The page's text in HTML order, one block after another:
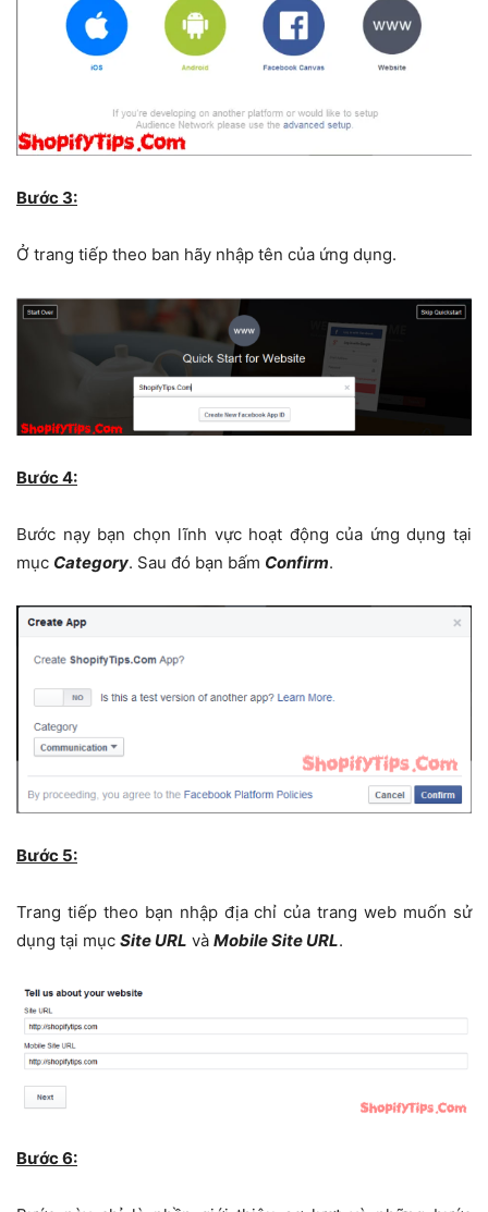
Bước 3:
Ở trang tiếp theo ban hãy nhập tên của ứng dụng.
Bước 4:
Bước nạy bạn chọn lĩnh vực hoạt động của ứng dụng tại
mục Category. Sau đó bạn bấm Confirm.
Bước 5:
Trang tiếp theo bạn nhập địa chỉ của trang web muốn sử
dụng tại mục Site URL và Mobile Site URL.
Bước 6: